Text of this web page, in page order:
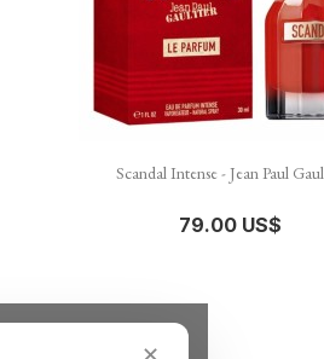
 نظرة سريعة
Scandal Intense - Jean Paul
79.00 US$